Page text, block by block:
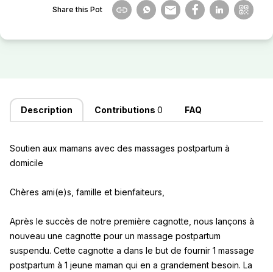
Share this Pot
Description Contributions 0 FAQ
Soutien aux mamans avec des massages postpartum à
domicile
Chères ami(e)s, famille et bienfaiteurs,
Après le succès de notre première cagnotte, nous lançons à
nouveau une cagnotte pour un massage postpartum
suspendu. Cette cagnotte a dans le but de fournir 1 massage
postpartum à 1 jeune maman qui en a grandement besoin. La